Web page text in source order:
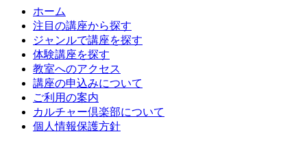
ホーム
注目の講座から探す
ジャンルで講座を探す
体験講座を探す
教室へのアクセス
講座の申込みについて
ご利用の案内
カルチャー倶楽部について
個人情報保護方針